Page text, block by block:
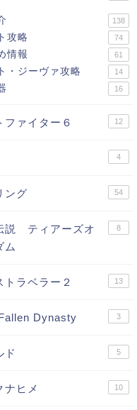
138
攻略 74
情報 61
・ジーヴァ攻略 14
16
ファイター６ 12
4
ング 54
説 ティアーズオ
ム
8
トラベラー２ 13
Dynasty 3
ド 5
ナヒメ 10